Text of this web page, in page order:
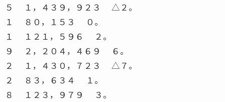
５ １，４３９，９２３ △２。
１ ８０，１５３ ０。
１ １２１，５９６ ２。
９ ２，２０４，４６９ ６。
２ １，４３０，７２３ △７。
２ ８３，６３４ １。
８ １２３，９７９ ３。